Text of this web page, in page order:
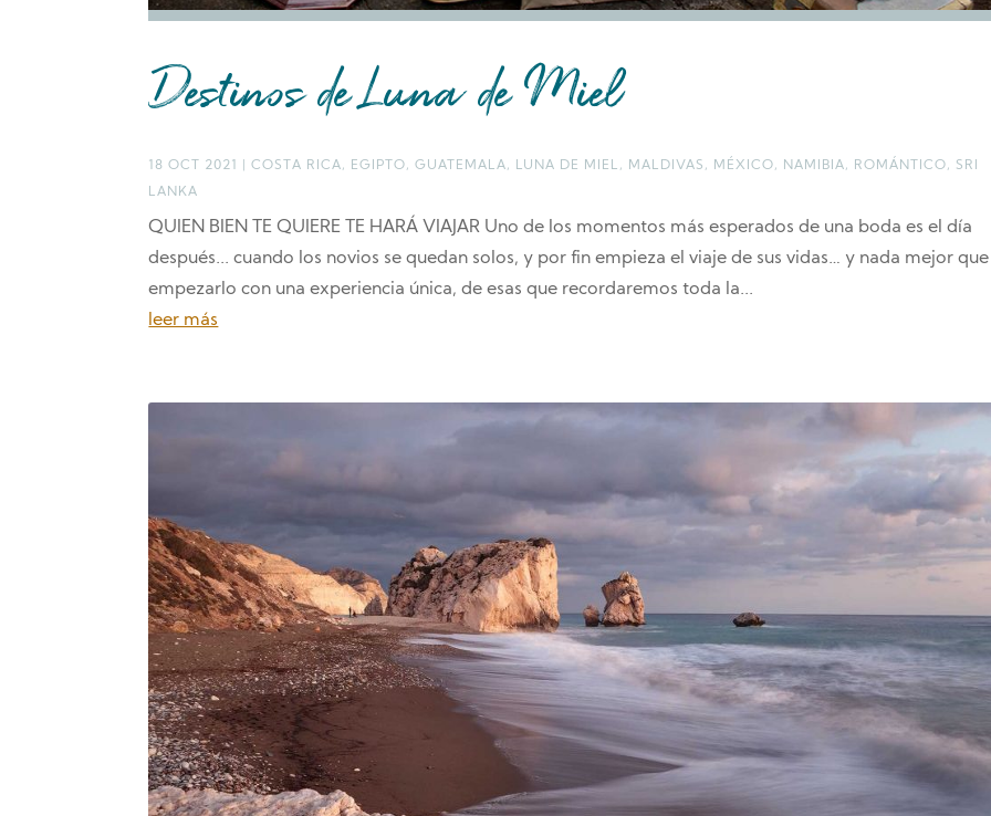
Destinos de Luna de Miel
18 OCT 2021 |COSTA RICA, EGIPTO,GUATEMALA, LUNA DE MIEL , MALDIVAS , MÉXICO, NAMIBIA, ROMÁNTICO, SRI
LANKA
QUIEN BIEN TE QUIERE TE HARÁ VIAJAR Uno de los momentos más esperados de una boda es el día
después... cuando los novios se quedan solos, y por fin empieza el viaje de sus vidas… y nada mejor que
empezarlo con una experiencia única, de esas que recordaremos toda la...
leer más